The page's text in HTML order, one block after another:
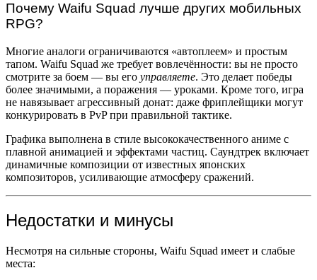
Почему Waifu Squad лучше других мобильных
RPG?
Многие аналоги ограничиваются «автоплеем» и простым
тапом. Waifu Squad же требует вовлечённости: вы не просто
смотрите за боем — вы его управляете. Это делает победы
более значимыми, а поражения — уроками. Кроме того, игра
не навязывает агрессивный донат: даже фриплейщики могут
конкурировать в PvP при правильной тактике.
Графика выполнена в стиле высококачественного аниме с
плавной анимацией и эффектами частиц. Саундтрек включает
динамичные композиции от известных японских
композиторов, усиливающие атмосферу сражений.
Недостатки и минусы
Несмотря на сильные стороны, Waifu Squad имеет и слабые
места: